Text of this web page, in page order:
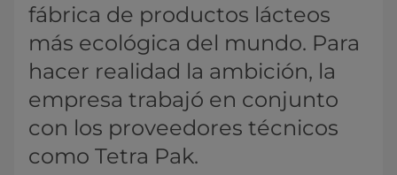
fábrica de productos lácteos
más ecológica del mundo. Para
hacer realidad la ambición, la
empresa trabajó en conjunto
con los proveedores técnicos
como Tetra Pak.